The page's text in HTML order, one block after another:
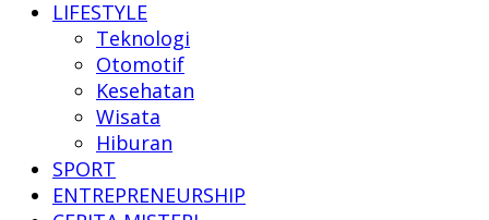
NewsLIFESTYLE
Teknologi
Otomotif
Kesehatan
Wisata
Hiburan
SPORT
ENTREPRENEURSHIP